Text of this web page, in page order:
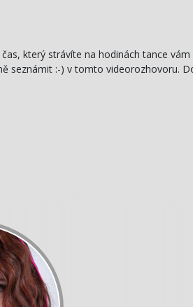
který strávíte na hodinách tance
seznámit :-) v tomto videorozhovoru.